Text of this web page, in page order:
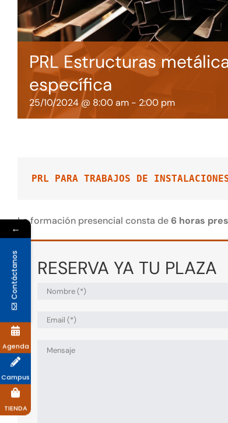
PRL Estructuras
específica
25/10/2024 @ 8:00 am - 2:00 pm
PRL PARA TRABAJOS DE
La formación presencial consta de 6 horas
RESERVA YA TU PLAZA
←
Contáctanos
Agenda
Campus
TIENDA